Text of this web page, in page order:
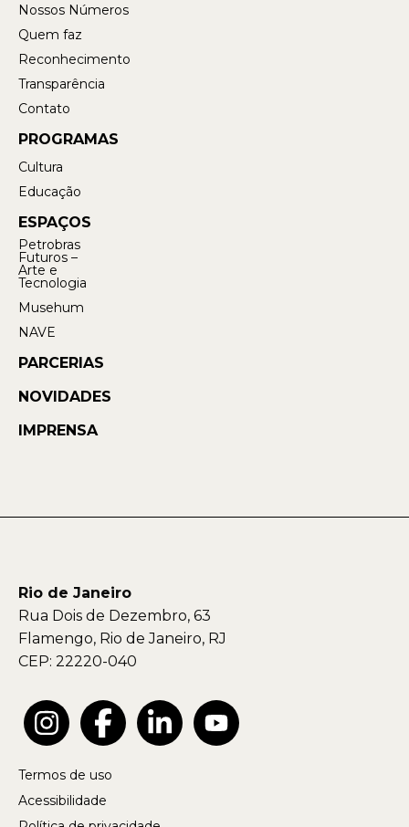
Nossos Números
Quem faz
Reconhecimento
Transparência
Contato
PROGRAMAS
Cultura
Educação
ESPAÇOS
Petrobras
Futuros –
Arte e
Tecnologia
Musehum
NAVE
PARCERIAS
NOVIDADES
IMPRENSA
Rio de Janeiro
Rua Dois de Dezembro, 63
Flamengo, Rio de Janeiro, RJ
CEP: 22220-040
Termos de uso
Acessibilidade